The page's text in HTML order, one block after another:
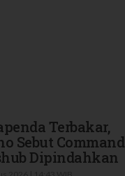
Terbakar,
Sebut Command
Dipindahkan